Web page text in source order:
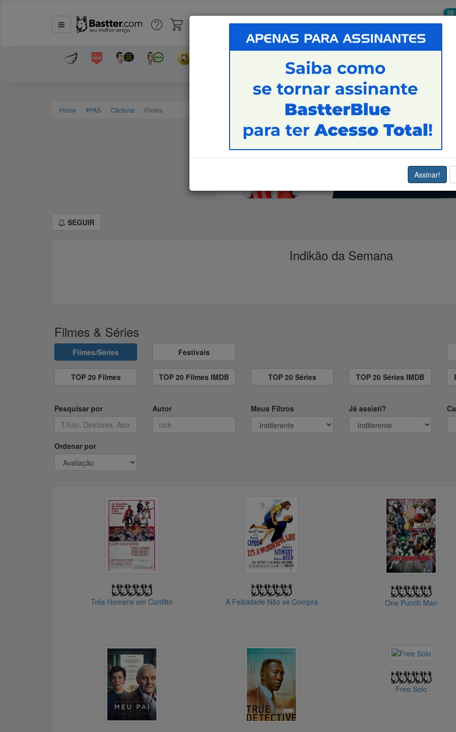
28
ESTUDAR E TRABALHAR
Home #PAS Cãotural Filmes
SEGUIR
Indikão da Semana
Filmes & Séries
Filmes/Séries Festivais
TOP 20 Filmes TOP 20 Filmes IMDB TOP 20 Séries TOP 20 Séries IMDB
Pesquisar por Autor Meus Filtros Já assisti?
Ordenar por
Três Homens em Conflito A Felicidade Não se Compra One Punch Man
Free Solo
Assinar!